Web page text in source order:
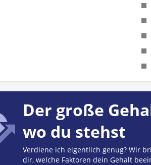
Der große
wo du stehst
Verdiene ich eigentlich genug? Wir
dir, welche Faktoren dein Gehalt